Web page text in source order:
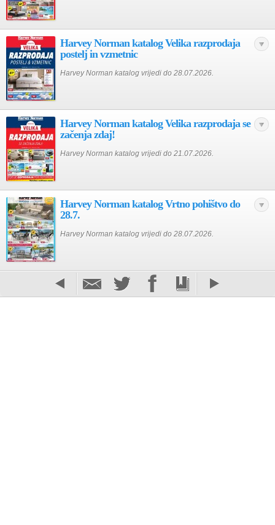
Harvey Norman katalog Velika razprodaja
postelj in vzmetnic
Harvey Norman katalog vrijedi do 28.07.2026.
Harvey Norman katalog Velika razprodaja se
začenja zdaj!
Harvey Norman katalog vrijedi do 21.07.2026.
Harvey Norman katalog Vrtno pohištvo do
28.7.
Harvey Norman katalog vrijedi do 28.07.2026.